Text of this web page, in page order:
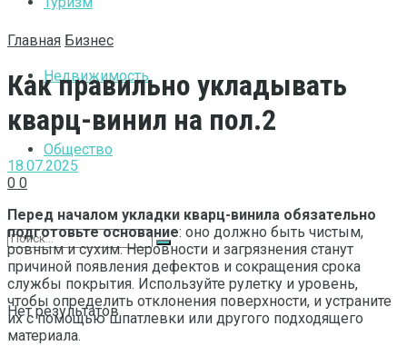
Недвижимость
Общество
Нет результатов
Главная Бизнес
Как правильно укладывать
кварц-винил на пол.2
18.07.2025
0 0
Перед началом укладки кварц-винила обязательно
подготовьте основание: оно должно быть чистым,
ровным и сухим. Неровности и загрязнения станут
причиной появления дефектов и сокращения срока
службы покрытия. Используйте рулетку и уровень,
чтобы определить отклонения поверхности, и устраните
их с помощью шпатлевки или другого подходящего
материала.